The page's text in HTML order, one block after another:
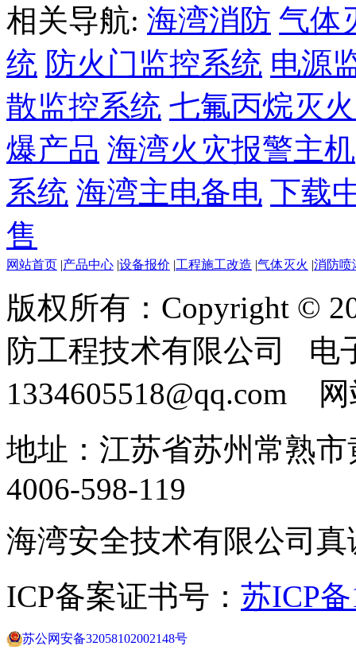
相关导航: 海湾消防 气体
统 防火门监控系统 电源
散监控系统 七氟丙烷灭
爆产品 海湾火灾报警主机
系统 海湾主电备电 下载
售
网站首页 |产品中心 |设备报价 |工程施工改造 |气体灭火 |消防喷
版权所有：Copyright ©
防工程技术有限公司 电
1334605518@qq.com
地址：江苏省苏州常熟
4006-598-119
海湾安全技术有限公司
ICP备案证书号： 苏ICP
苏公网安备32058102002148号